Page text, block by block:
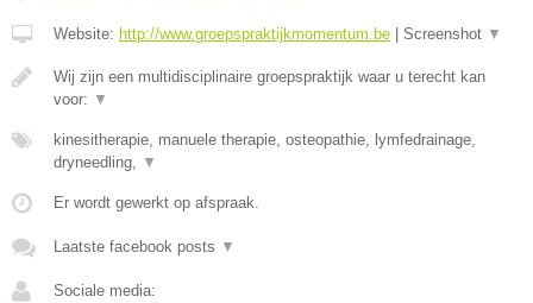
Website: http://www.groepspraktijkmomentum.be Screenshot ▼
Wij zijn een multidisciplinaire groepspraktijk waar u terecht kan
voor: ▼
kinesitherapie, manuele therapie, osteopathie, lymfedrainage,
dryneedling, ▼
Er wordt gewerkt op afspraak.
Laatste facebook posts ▼
Sociale media: